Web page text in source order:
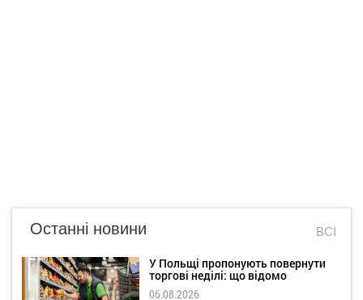
Останні новини ВСІ
У Польщі пропонують повернути
торгові неділі: що відомо
06.08.2026